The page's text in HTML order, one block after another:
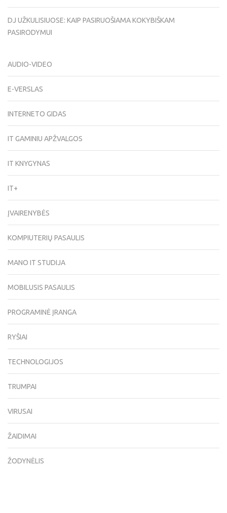
DJ UŽKULISIUOSE: KAIP PASIRUOŠIAMA KOKYBIŠKAM
PASIRODYMUI
AUDIO-VIDEO
E-VERSLAS
INTERNETO GIDAS
IT GAMINIU APŽVALGOS
IT KNYGYNAS
IT+
ĮVAIRENYBĖS
KOMPIUTERIŲ PASAULIS
MANO IT STUDIJA
MOBILUSIS PASAULIS
PROGRAMINĖ ĮRANGA
RYŠIAI
TECHNOLOGIJOS
TRUMPAI
VIRUSAI
ŽAIDIMAI
ŽODYNĖLIS